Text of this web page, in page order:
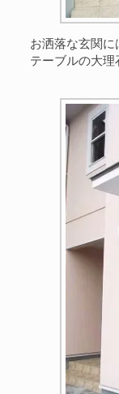
お洒落な玄関に
テーブルの大理